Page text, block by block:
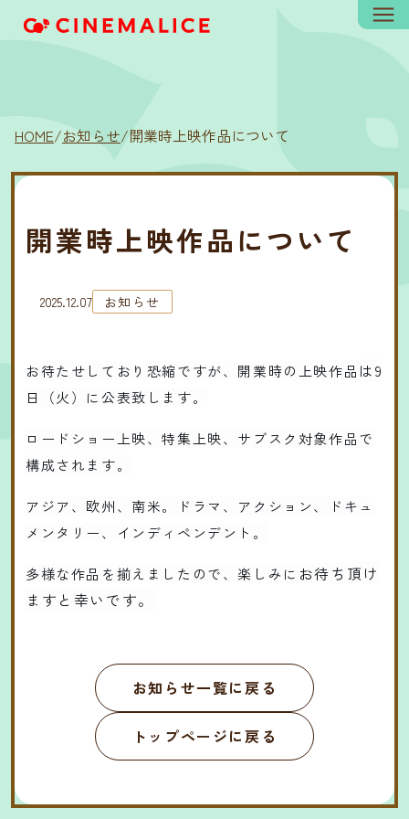
HOME/お知らせ/開業時上映作品について
開業時上映作品について
2025.12.07 お知らせ
お待たせしており恐縮ですが、開業時の上映作品 は9
日（火）に公表致します。
ロードショー上映、特集上映、サブスク対象作品で
構成されます。
アジア、欧州、南米。ドラマ、アクション、ドキュ
メンタリー、インディペンデント。
多様な作品を揃えましたので、楽しみに お待ち頂け
ますと幸いです。
お知らせ一覧に戻る
トップページに戻る